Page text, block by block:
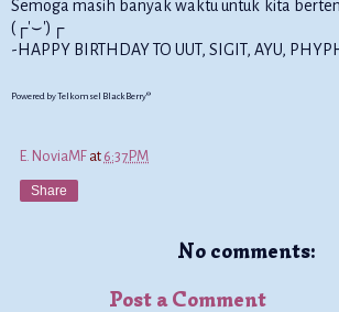
Semoga masih banyak waktu untuk kita
(┌'⌣')┌
-HAPPY BIRTHDAY TO UUT, SIGIT, AYU,
Powered by Telkomsel BlackBerry®
E. NoviaMF at 6:37 PM
Share
No comments:
Post a Comment